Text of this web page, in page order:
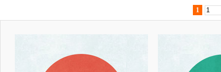
1